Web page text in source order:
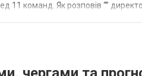
11 команд. Як розповів “”